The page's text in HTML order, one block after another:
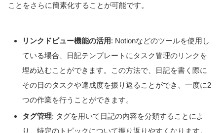
ことをさらに簡素化することが可能です。
リンクドビュー機能の活用: Notionなどのツールを使用し
ている場合、日記テンプレートにタスク管理のリンクを
埋め込むことができます。この方法で、日記を書く際に
その日のタスクや達成度を振り返ることができ、一度に2
つの作業を行うことができます。
タグ管理: タグを用いて日記の内容を分類することによ
り、特定のトピックについて振り返りやすくなります。